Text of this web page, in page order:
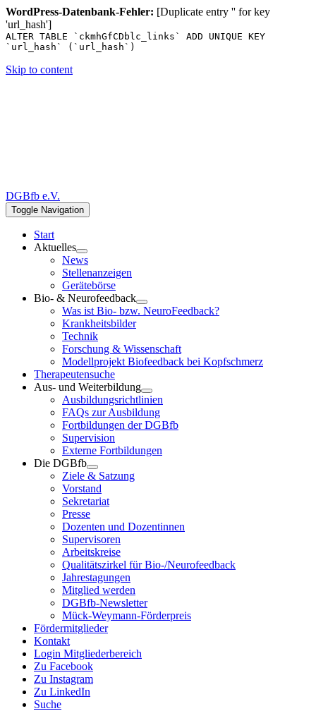
WordPress-Datenbank-Fehler: [Duplicate entry '' for key
'url_hash']
ALTER TABLE `ckmhGfCDblc_links` ADD UNIQUE KEY
`url_hash` (`url_hash`)
Skip to content
DGBfb e.V.
Toggle Navigation
Start
Aktuelles
News
Stellenanzeigen
Gerätebörse
Bio- & Neurofeedback
Was ist Bio- bzw. NeuroFeedback?
Krankheitsbilder
Technik
Forschung & Wissenschaft
Modellprojekt Biofeedback bei Kopfschmerz
Therapeutensuche
Aus- und Weiterbildung
Ausbildungsrichtlinien
FAQs zur Ausbildung
Fortbildungen der DGBfb
Supervision
Externe Fortbildungen
Die DGBfb
Ziele & Satzung
Vorstand
Sekretariat
Presse
Dozenten und Dozentinnen
Supervisoren
Arbeitskreise
Qualitätszirkel für Bio-/Neurofeedback
Jahrestagungen
Mitglied werden
DGBfb-Newsletter
Mück-Weymann-Förderpreis
Fördermitglieder
Kontakt
Login Mitgliederbereich
Zu Facebook
Zu Instagram
Zu LinkedIn
Suche